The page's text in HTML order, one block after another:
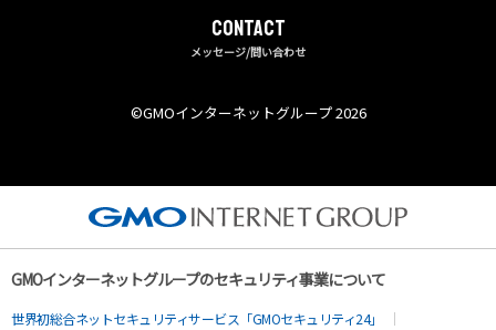
CONTACT
メッセージ/問い合わせ
©︎GMOインターネットグループ 2026
GMOインターネットグループのセキュリティ事業について
世界初総合ネットセキュリティサービス「GMOセキュリティ24」